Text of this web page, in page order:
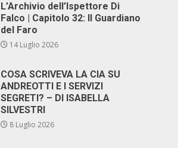
L’Archivio dell’Ispettore Di
Falco | Capitolo 32: Il Guardiano
del Faro
14 Luglio 2026
COSA SCRIVEVA LA CIA SU
ANDREOTTI E I SERVIZI
SEGRETI? – DI ISABELLA
SILVESTRI
8 Luglio 2026